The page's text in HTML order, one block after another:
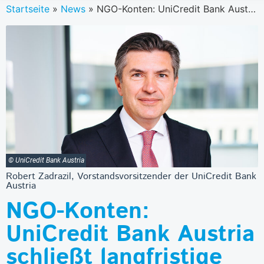
Startseite » News » NGO-Konten: UniCredit Bank Austria schließt langfristige Vereinbarung mit Bündnis für Gemeinnützigkeit
© UniCredit Bank Austria
Robert Zadrazil, Vorstandsvorsitzender der UniCredit Bank
Austria
NGO-Konten:
UniCredit Bank Austria